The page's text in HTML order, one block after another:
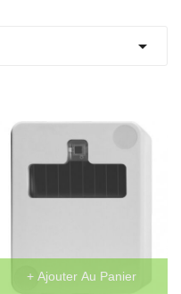

+ Ajouter Au Panier